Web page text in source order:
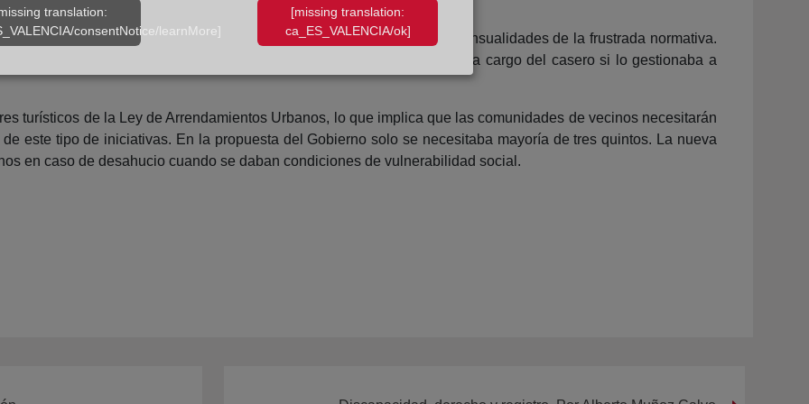
de los arrendadores, eliminando la limitación de la fianza de dos mensualidades de la frustrada normativa.
de los contratos seguirán siendo desembolsados por el inquilino y no a cargo del casero si lo gestionaba a
turísticos de la Ley de Arrendamientos Urbanos, lo que implica que las comunidades de vecinos necesitarán
este tipo de iniciativas. En la propuesta del Gobierno solo se necesitaba mayoría de tres quintos. La nueva
en caso de desahucio cuando se daban condiciones de vulnerabilidad social.
translation:
consentNotice/learnMore]
[missing translation:
ca_ES_VALENCIA/ok]